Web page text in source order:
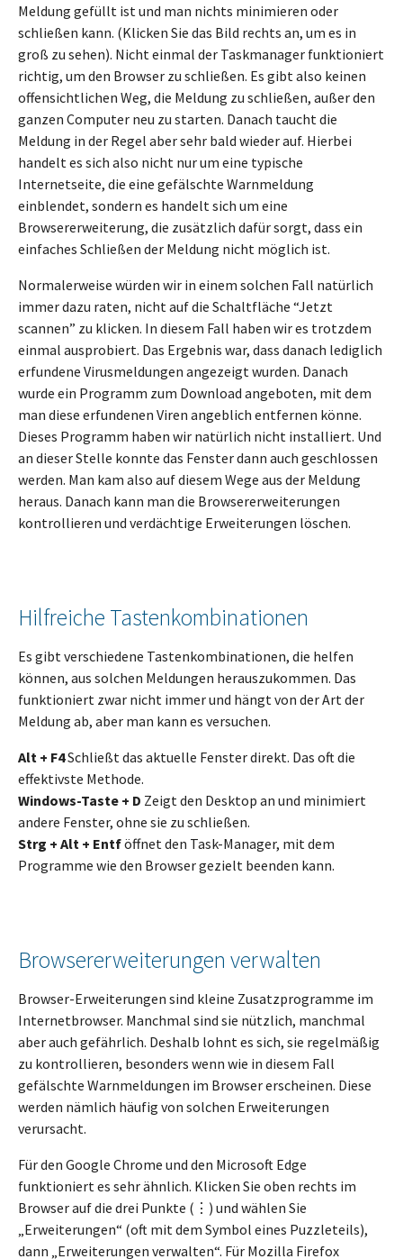
Meldung gefüllt ist und man nichts minimieren oder
schließen kann. (Klicken Sie das Bild rechts an, um es in
groß zu sehen). Nicht einmal der Taskmanager funktioniert
richtig, um den Browser zu schließen. Es gibt also keinen
offensichtlichen Weg, die Meldung zu schließen, außer den
ganzen Computer neu zu starten. Danach taucht die
Meldung in der Regel aber sehr bald wieder auf. Hierbei
handelt es sich also nicht nur um eine typische
Internetseite, die eine gefälschte Warnmeldung
einblendet, sondern es handelt sich um eine
Browsererweiterung, die zusätzlich dafür sorgt, dass ein
einfaches Schließen der Meldung nicht möglich ist.
Normalerweise würden wir in einem solchen Fall natürlich
immer dazu raten, nicht auf die Schaltfläche “Jetzt
scannen” zu klicken. In diesem Fall haben wir es trotzdem
einmal ausprobiert. Das Ergebnis war, dass danach lediglich
erfundene Virusmeldungen angezeigt wurden. Danach
wurde ein Programm zum Download angeboten, mit dem
man diese erfundenen Viren angeblich entfernen könne.
Dieses Programm haben wir natürlich nicht installiert. Und
an dieser Stelle konnte das Fenster dann auch geschlossen
werden. Man kam also auf diesem Wege aus der Meldung
heraus. Danach kann man die Browsererweiterungen
kontrollieren und verdächtige Erweiterungen löschen.
Hilfreiche Tastenkombinationen
Es gibt verschiedene Tastenkombinationen, die helfen
können, aus solchen Meldungen herauszukommen. Das
funktioniert zwar nicht immer und hängt von der Art der
Meldung ab, aber man kann es versuchen.
Alt + F4Schließt das aktuelle Fenster direkt. Das oft die
effektivste Methode.
Windows-Taste + D Zeigt den Desktop an und minimiert
andere Fenster, ohne sie zu schließen.
Strg + Alt + Entföffnet den Task-Manager, mit dem
Programme wie den Browser gezielt beenden kann.
Browsererweiterungen verwalten
Browser-Erweiterungen sind kleine Zusatzprogramme im
Internetbrowser. Manchmal sind sie nützlich, manchmal
aber auch gefährlich. Deshalb lohnt es sich, sie regelmäßig
zu kontrollieren, besonders wenn wie in diesem Fall
gefälschte Warnmeldungen im Browser erscheinen. Diese
werden nämlich häufig von solchen Erweiterungen
verursacht.
Für den Google Chrome und den Microsoft Edge
funktioniert es sehr ähnlich. Klicken Sie oben rechts im
Browser auf die drei Punkte (⋮) und wählen Sie
„Erweiterungen“ (oft mit dem Symbol eines Puzzleteils),
dann „Erweiterungen verwalten“. Für Mozilla Firefox